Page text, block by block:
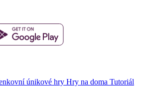
únikové hry Hry na doma Tutoriál